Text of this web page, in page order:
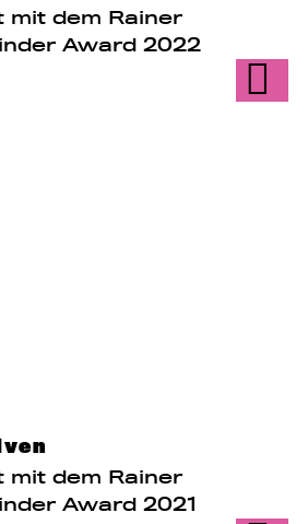
mit dem Rainer
Award 2022
mit dem Rainer
Award 2021